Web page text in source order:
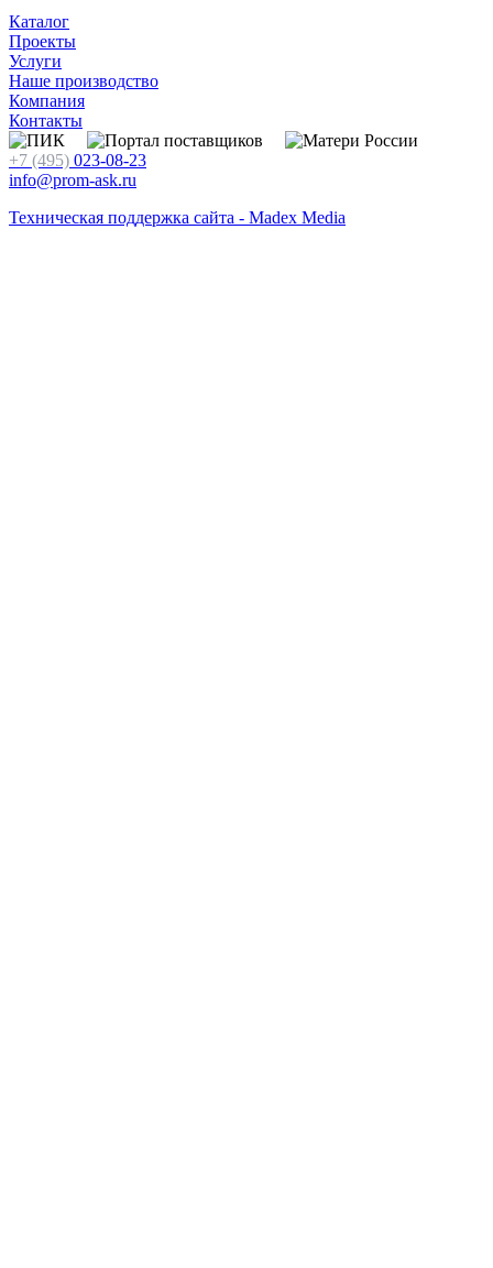
Каталог
Проекты
Услуги
Наше производство
Компания
Контакты
+7 (495) 023-08-23
info@prom-ask.ru
Техническая поддержка сайта - Madex Media